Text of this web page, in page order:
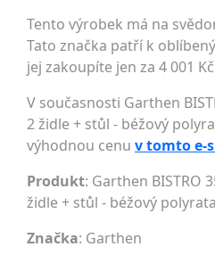
Tento výrobek má na
Tato značka patří k
jej zakoupíte jen za 4 001
V současnosti Garthen
2 židle + stůl - béžový
výhodnou cenu v tomto e-
Produkt: Garthen BISTRO
židle + stůl - béžový
Značka: Garthen